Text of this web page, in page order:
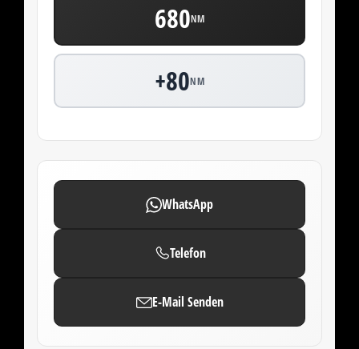
680NM
+80NM
WhatsApp
Telefon
E-Mail Senden